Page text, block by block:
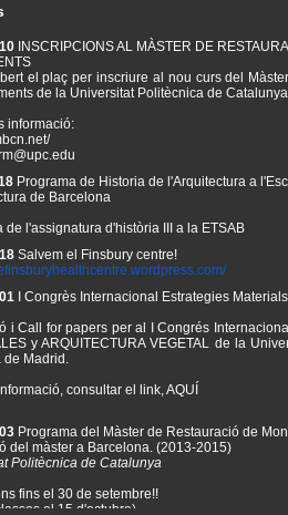
INSCRIPCIONS AL MÀSTER DE
el plaç per inscriure al nou curs del
de la Universitat Politècnica de
informació:
de Barcelona
de l'assignatura d'història III a la ETSAB
wordpress.com/
I Congrès Internacional Estrategies Materials
i Call for papers per al
I Congrés
y ARQUITECTURA VEGETAL de la
de Madrid.
consultar el link,
AQUÍ
Programa del Màster de Restauració de
del màster a Barcelona. (2013-2015)
Politècnica de Catalunya
el 15 d'octubre)